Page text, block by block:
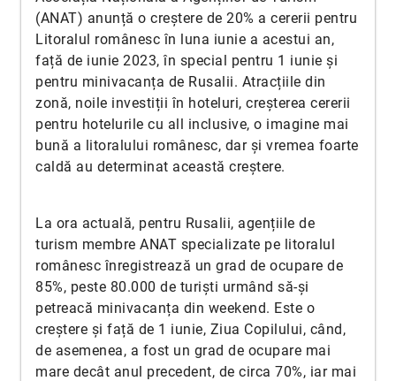
(ANAT) anunță o creștere de 20% a cererii pentru
Litoralul românesc în luna iunie a acestui an,
față de iunie 2023, în special pentru 1 iunie și
pentru minivacanța de Rusalii. Atracțiile din
zonă, noile investiții în hoteluri, creșterea cererii
pentru hotelurile cu all inclusive, o imagine mai
bună a litoralului românesc, dar și vremea foarte
caldă au determinat această creștere.
La ora actuală, pentru Rusalii, agențiile de
turism membre ANAT specializate pe litoralul
românesc înregistrează un grad de ocupare de
85%, peste 80.000 de turiști urmând să-și
petreacă minivacanța din weekend. Este o
creștere și față de 1 iunie, Ziua Copilului, când,
de asemenea, a fost un grad de ocupare mai
mare decât anul precedent, de circa 70%, iar mai